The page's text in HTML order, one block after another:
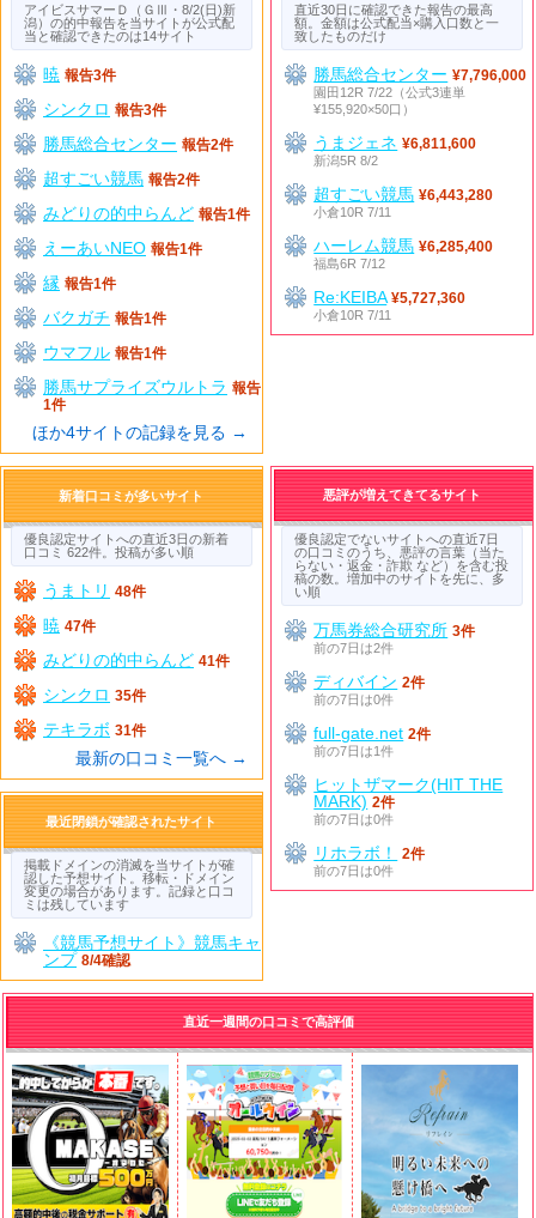
アイビスサマーＤ（ＧⅢ・8/2(日)新
潟）の的中報告を当サイトが公式配
当と確認できたのは14サイト
暁 報告3件
シンクロ 報告3件
勝馬総合センター 報告2件
超すごい競馬 報告2件
みどりの的中らんど 報告1件
えーあいNEO 報告1件
縁 報告1件
バクガチ 報告1件
ウマフル 報告1件
勝馬サプライズウルトラ 報告
1件
ほか4サイトの記録を見る →
直近30日に確認できた報告の最高
額。金額は公式配当×購入口数と一
致したものだけ
勝馬総合センター ¥7,796,000
園田12R 7/22（公式3連単
¥155,920×50口）
うまジェネ ¥6,811,600
新潟5R 8/2
超すごい競馬 ¥6,443,280
小倉10R 7/11
ハーレム競馬 ¥6,285,400
福島6R 7/12
Re:KEIBA ¥5,727,360
小倉10R 7/11
新着口コミが多いサイト
優良認定サイトへの直近3日の新着
口コミ 622件。投稿が多い順
うまトリ 48件
暁 47件
みどりの的中らんど 41件
シンクロ 35件
テキラボ 31件
最新の口コミ一覧へ →
悪評が増えてきてるサイト
優良認定でないサイトへの直近7日
の口コミのうち、悪評の言葉（当た
らない・返金・詐欺 など）を含む投
稿の数。増加中のサイトを先に、多
い順
万馬券総合研究所 3件
前の7日は2件
ディバイン 2件
前の7日は0件
full-gate.net 2件
前の7日は1件
ヒットザマーク(HIT THE
MARK) 2件
前の7日は0件
リホラボ！
2件
前の7日は0件
最近閉鎖が確認されたサイト
掲載ドメインの消滅を当サイトが確
認した予想サイト。移転・ドメイン
変更の場合があります。記録と口コ
ミは残しています
《競馬予想サイト》競馬キャ
ンプ 8/4確認
直近一週間の口コミで高評価